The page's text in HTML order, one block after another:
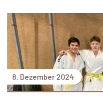
8. Dezember 2024